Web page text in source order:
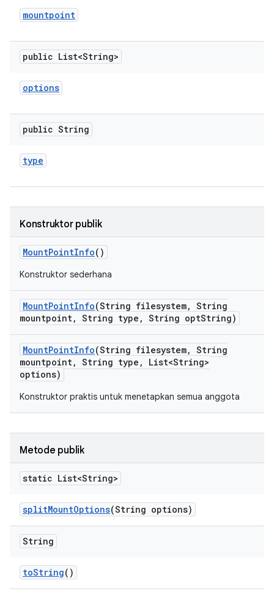
mountpoint
public List<String>
options
public String
type
Konstruktor publik
MountPointInfo()
Konstruktor sederhana
MountPointInfo(String filesystem, String
mountpoint, String type , String optString)
MountPointInfo(String filesystem, String
mountpoint, String type ,
List<String>
options)
Konstruktor praktis untuk menetapkan semua anggota
Metode publik
static List<String>
splitMountOptions(String options)
String
toString()